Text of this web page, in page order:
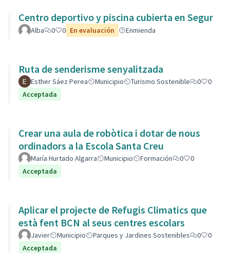
Centro deportivo y piscina cubierta en Segur
Alba 0 0 En evaluación Enmienda
Ruta de senderisme senyalitzada
Esther Sáez Perea Municipio Turismo Sostenible 0
0
Acceptada
Crear una aula de robòtica i dotar de nous
ordinadors a la Escola Santa Creu
María Hurtado Algarra Municipio Formación 0
0
Acceptada
Aplicar el projecte de Refugis Climatics que
està fent BCN al seus centres escolars
Javier Municipio Parques y Jardines Sostenibles 0
0
Acceptada